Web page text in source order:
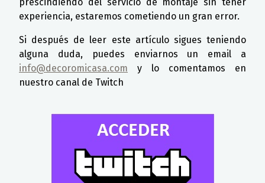
experiencia, estaremos cometiendo un gran error.
Si después de leer este artículo sigues teniendo
alguna duda, puedes enviarnos un email a
info@decoromicasa.com y lo comentamos en
nuestro canal de Twitch